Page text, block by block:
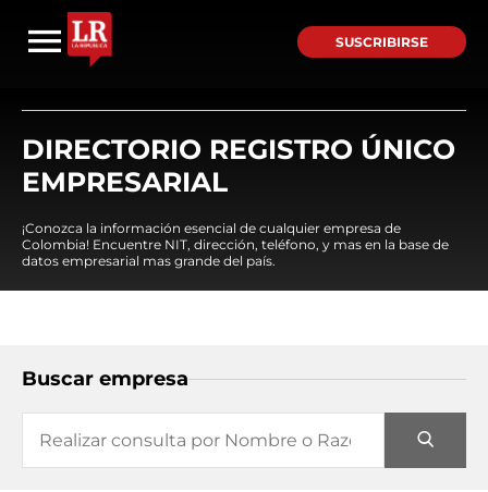
SUSCRIBIRSE
DIRECTORIO REGISTRO ÚNICO
EMPRESARIAL
¡Conozca la información esencial de cualquier empresa de
Colombia! Encuentre NIT, dirección, teléfono, y mas en la base de
datos empresarial mas grande del país.
Buscar empresa